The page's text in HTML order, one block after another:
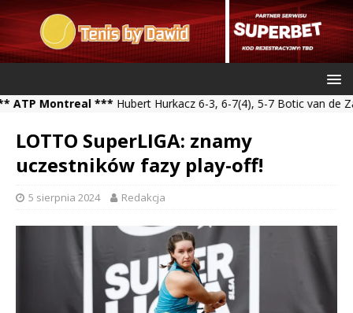
***Hubert Hurkacz 6-3, 6-7(4), 5-7 Botic van de
LOTTO SuperLIGA: znamy
uczestników fazy play-off!
5 sierpnia 2024 Redakcja